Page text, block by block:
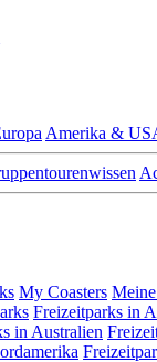
Amerika &
My Coasters
Freizeitparks in
in Australien